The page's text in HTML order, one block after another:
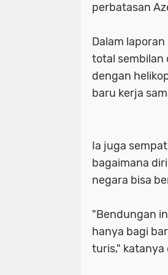
perbatasan
Dalam
total sembilan
dengan
baru kerja
Ia juga
bagaimana
negara bisa
"Bendungan
hanya bagi
turis," katanya